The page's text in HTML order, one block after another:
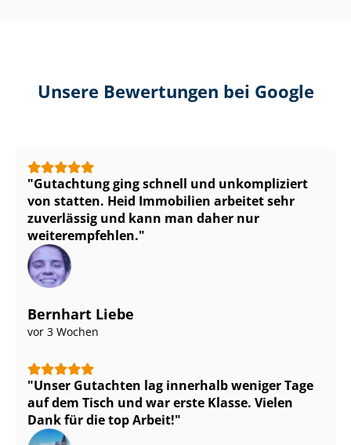
Unsere Bewertungen bei Google
Gutachtung ging schnell und unkompliziert
von statten. Heid Immobilien arbeitet sehr
zuverlässig und kann man daher nur
weiterempfehlen.
Bernhart Liebe
vor 3 Wochen
Unser Gutachten lag innerhalb weniger Tage
auf dem Tisch und war erste Klasse. Vielen
Dank für die top Arbeit!